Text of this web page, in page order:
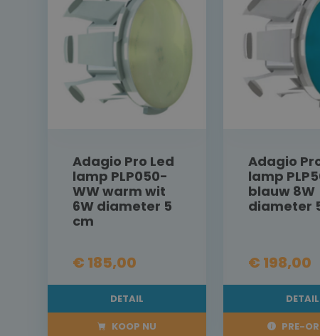
Adagio Pro Led
lamp PLP050-
WW warm wit
6W diameter 5
cm
€ 185,00
DETAIL
KOOP NU
Adagio
lamp
blauw 8W
diameter
€ 198,00
DETAIL
PRE-